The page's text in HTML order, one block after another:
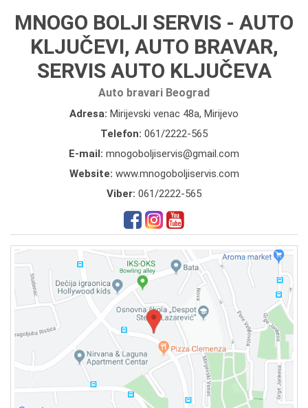
MNOGO BOLJI SERVIS - AUTO
KLJUČEVI, AUTO BRAVAR,
SERVIS AUTO KLJUČEVA
Auto bravari Beograd
Adresa: Mirijevski venac 48a, Mirijevo
Telefon: 061/2222-565
E-mail: mnogoboljiservis@gmail.com
Website: www.mnogoboljiservis.com
Viber: 061/2222-565